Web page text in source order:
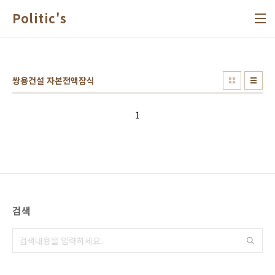
Politic's
쌍용건설 자본전액잠식
1
검색